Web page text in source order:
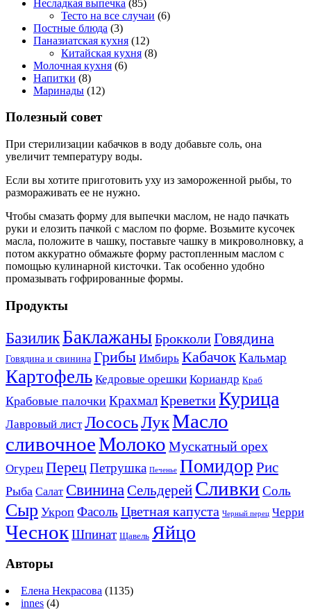
Несладкая выпечка (85)
Тесто на все случаи (6)
Постные блюда (3)
Паназиатская кухня (12)
Китайская кухня (8)
Молочная кухня (6)
Напитки (8)
Маринады (12)
Полезный совет
При стерилизации кабачков в воду добавьте соль, она
увеличит температуру воды.
Если вы хотите приготовить уху из замороженной рыбы, то
размораживать ее не нужно.
Чтобы смазать форму для выпечки маслом, не надо пачкать
руки и елозить пачкой с маслом по форме. Возьмите кусочек
масла, положите в чашку, поставьте чашку в микроволновку, а
потом аккуратно обмажьте форму растопленным маслом с
помощью кулинарной кисточки. Так особенно удобно
промазывать гофрированные формы.
Продукты
БазиликБаклажаныБрокколиГовядина
Говядина и свинина Грибы Имбирь Кабачок Кальмар
Картофель Кедровые орешки Кориандр Краб
Крабовые палочки КрахмалКреветкиКурица
Лавровый лист ЛососьЛукМасло
сливочноеМолоко Мускатный орех
Огурец ПерецПетрушка Печенье Помидор Рис
Рыба Салат Свинина Сельдерей Сливки Соль
Сыр Укроп Фасоль Цветная капуста Черный перец Черри
ЧеснокШпинат Щавель Яйцо
Авторы
Елена Некрасова (1135)
innes (4)